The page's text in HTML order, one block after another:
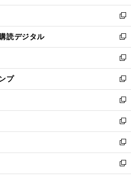
開
く
ウ
で
開
く
ン
ド
ウ
で
開
く
ウ
ィ
ン
ド
ウ
で
開
く
新
し
い
ウ
ィ
ン
ド
ウ
で
開
く
読デジタル
新
し
い
ウ
ィ
ン
ド
ウ
で
開
く
新
し
い
ウ
ィ
ン
ド
ウ
で
開
く
プ
新
し
い
ウ
ィ
ン
ド
ウ
で
開
新
し
い
ウ
ィ
ン
ド
ウ
新
し
い
ウ
ィ
ン
新
し
い
ウ
新
し